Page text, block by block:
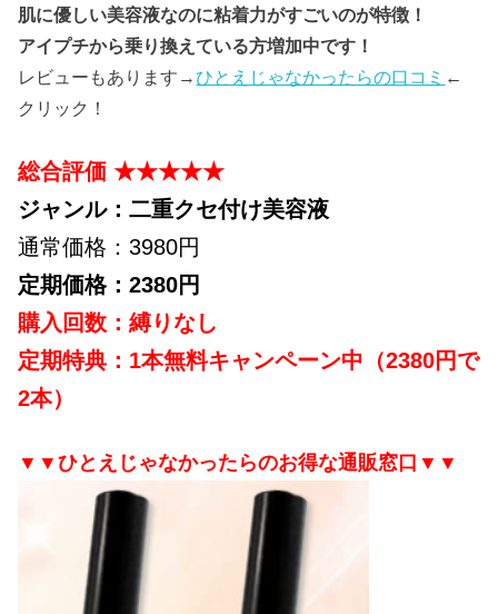
肌に優しい美容液なのに粘着力がすごいのが特徴！
アイプチから乗り換えている方増加中です！
レビューもあります→ひとえじゃなかったらの口コミ ←
クリック！
総合評価 ★★★★★
ジャンル：二重クセ付け美容液
通常価格：3980円
定期価格：2380円
購入回数：縛りなし
定期特典：1本無料キャンペーン中（2380円で
2本）
▼▼ひとえじゃなかったらのお得な通販窓口▼▼